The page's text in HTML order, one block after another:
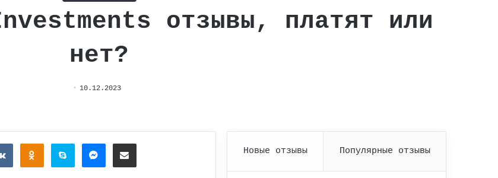
отзывы, платят или
нет?
10.12.2023
ВконтактеОдноклассники
Skype MessengerПоделиться через электронную почту
Новые отзывы Популярные отзывы